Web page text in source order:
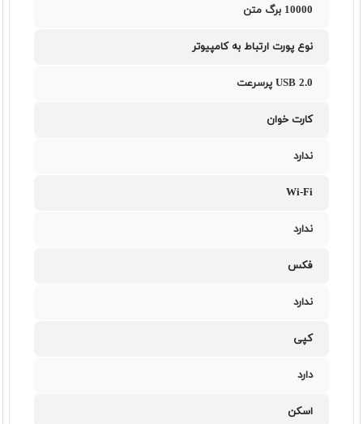
10000 برگ متن
نوع پورت ارتباط به کامپیوتر
USB 2.0 پرسرعت
کارت خوان
ندارد
Wi-Fi
ندارد
فکس
ندارد
کپی
دارد
اسکن